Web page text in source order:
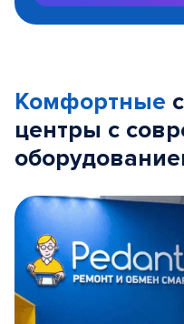
Комфортные
центры с